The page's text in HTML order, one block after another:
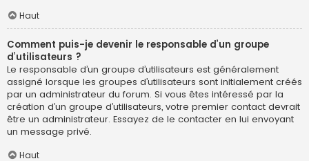
Haut
Comment puis-je devenir le responsable d’un groupe
d’utilisateurs ?
Le responsable d’un groupe d’utilisateurs est généralement
assigné lorsque les groupes d’utilisateurs sont initialement créés
par un administrateur du forum. Si vous êtes intéressé par la
création d’un groupe d’utilisateurs, votre premier contact devrait
être un administrateur. Essayez de le contacter en lui envoyant
un message privé.
Haut